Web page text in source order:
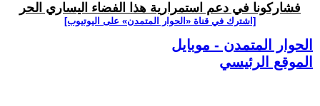
فشاركونا في دعم استمرارية هذا الفضاء اليساري الحر
[اشترك في قناة ‫«الحوار المتمدن» على اليوتيوب]
الحوار المتمدن - موبايل
الموقع الرئيسي